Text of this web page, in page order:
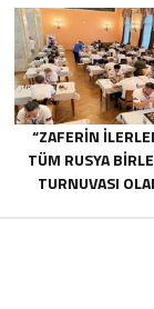
“ZAFERIN
TÜM RUSYA
TURNUVASI
TAGIL’DE